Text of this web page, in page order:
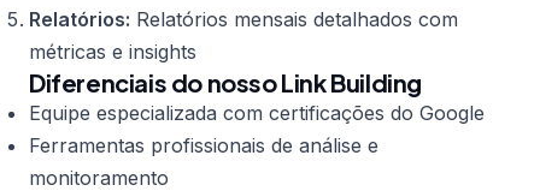
Relatórios: Relatórios mensais detalhados com
métricas e insights
Diferenciais do nosso Link Building
Equipe especializada com certificações do Google
Ferramentas profissionais de análise e
monitoramento